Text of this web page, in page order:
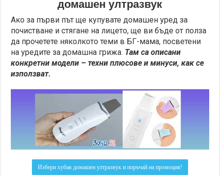
домашен ултразвук
Ако за първи път ще купувате домашен уред за
почистване и стягане на лицето, ще ви бъде от полза
да прочетете няколкото теми в БГ-мама, посветени
на уредите за домашна грижа. Там са описани
конкретни модели – техни плюсове и минуси, как се
използват.
Избери хубав домашен ултразвук и поръчай на промоция!